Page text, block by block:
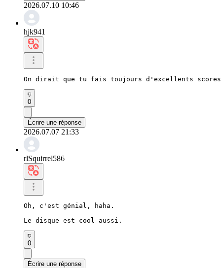
2026.07.10 10:46
hjk941
On dirait que tu fais toujours d'excellents
0
Écrire une réponse
2026.07.07 21:33
rlSquirrel586
Oh, c'est génial, haha.
Le disque est cool aussi.
0
Écrire une réponse